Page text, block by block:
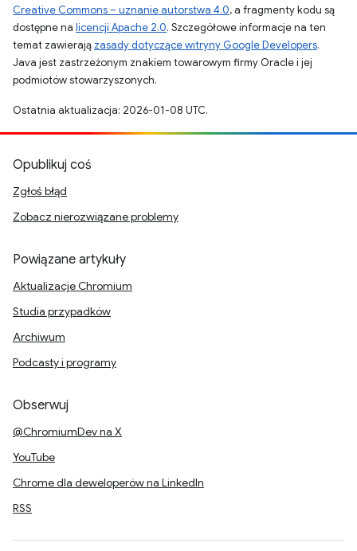
Creative Commons – uznanie autorstwa 4.0, a fragmenty kodu są
dostępne na licencji Apache 2.0. Szczegółowe informacje na ten
temat zawierają zasady dotyczące witryny Google Developers.
Java jest zastrzeżonym znakiem towarowym firmy Oracle i jej
podmiotów stowarzyszonych.
Ostatnia aktualizacja: 2026-01-08 UTC.
Opublikuj coś
Zgłoś błąd
Zobacz nierozwiązane problemy
Powiązane artykuły
Aktualizacje Chromium
Studia przypadków
Archiwum
Podcasty i programy
Obserwuj
@ChromiumDev na X
YouTube
Chrome dla deweloperów na LinkedIn
RSS